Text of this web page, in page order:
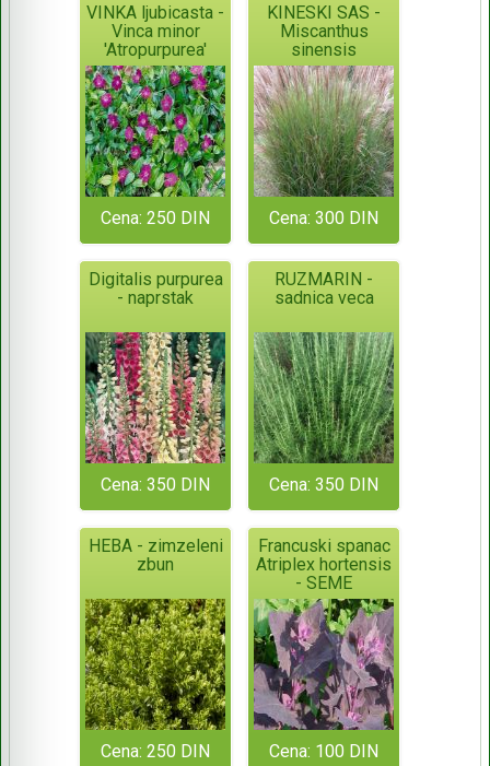
VINKA ljubicasta -
Vinca minor
'Atropurpurea'
Cena: 250 DIN
KINESKI SAS -
Miscanthus
sinensis
Cena: 300 DIN
Digitalis purpurea
- naprstak
Cena: 350 DIN
RUZMARIN -
sadnica veca
Cena: 350 DIN
HEBA - zimzeleni
zbun
Cena: 250 DIN
Francuski spanac
Atriplex hortensis
- SEME
Cena: 100 DIN